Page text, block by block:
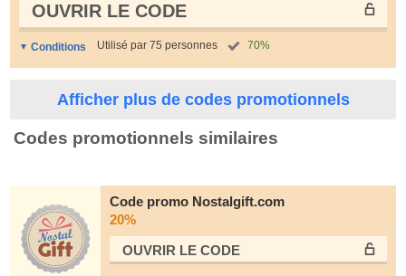
OUVRIR LE СODE
Conditions Utilisé par 75 personnes 70%
Afficher plus de codes promotionnels
Codes promotionnels similaires
Code promo Nostalgift.com
20%
OUVRIR LE СODE